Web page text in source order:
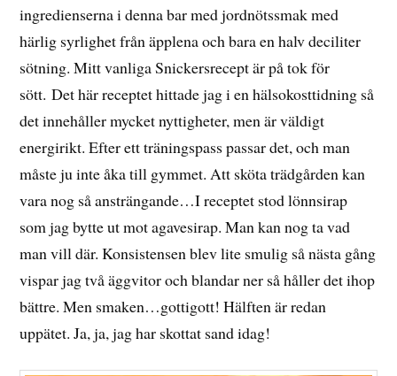
ingredienserna i denna bar med jordnötssmak med
härlig syrlighet från äpplena och bara en halv deciliter
sötning. Mitt vanliga Snickersrecept är på tok för
sött. Det här receptet hittade jag i en hälsokosttidning så
det innehåller mycket nyttigheter, men är väldigt
energirikt. Efter ett träningspass passar det, och man
måste ju inte åka till gymmet. Att sköta trädgården kan
vara nog så ansträngande…I receptet stod lönnsirap
som jag bytte ut mot agavesirap. Man kan nog ta vad
man vill där. Konsistensen blev lite smulig så nästa gång
vispar jag två äggvitor och blandar ner så håller det ihop
bättre. Men smaken…gottigott! Hälften är redan
uppätet. Ja, ja, jag har skottat sand idag!